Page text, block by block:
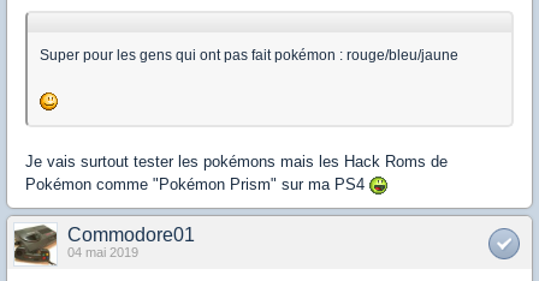
Super pour les gens qui ont pas fait pokémon : rouge/bleu/jaune
Je vais surtout tester les pokémons mais les Hack Roms de
Pokémon comme "Pokémon Prism" sur ma PS4
Commodore01
04 mai 2019